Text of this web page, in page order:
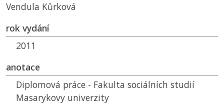
Vendula Kůrková
rok vydání
2011
anotace
Diplomová práce - Fakulta sociálních studií
Masarykovy univerzity